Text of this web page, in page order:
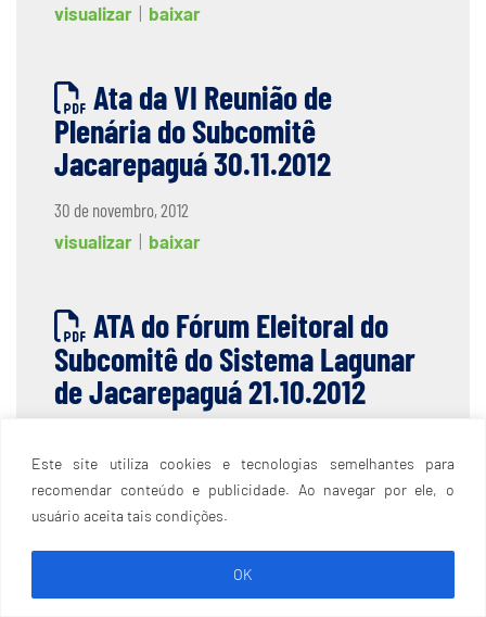
Este site utiliza cookies e tecnologias semelhantes para
recomendar conteúdo e publicidade. Ao navegar por ele, o
usuário aceita tais condições.
OK
visualizar
baixar
Ata da VI Reunião de
Plenária do Subcomitê
Jacarepaguá 30.11.2012
30 de novembro, 2012
visualizar
baixar
ATA do Fórum Eleitoral do
Subcomitê do Sistema Lagunar
de Jacarepaguá 21.10.2012
visualizar| baixar
Ata da V Reunião Ordinária
Subcomitê Jacarepaguá